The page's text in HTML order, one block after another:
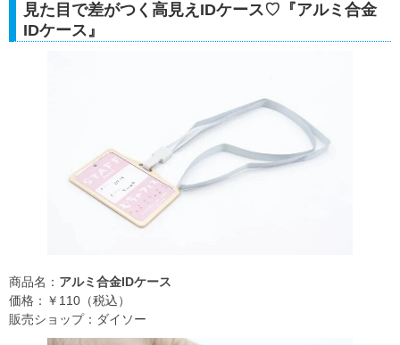
見た目で差がつく高見えIDケース♡『アルミ合金
IDケース』
商品名： アルミ合金IDケース
価格：￥110（税込）
販売ショップ：ダイソー